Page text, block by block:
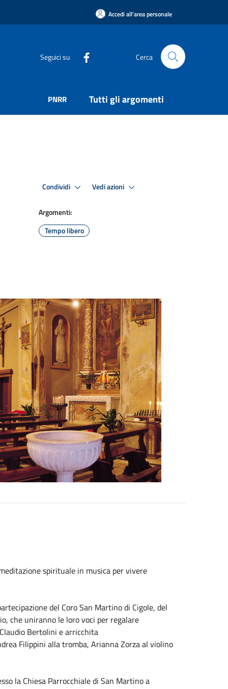
Accedi all'area personale
Seguici su Cerca
PNRR Tutti gli argomenti
Condividi Vedi azioni
Argomenti:
Tempo libero
spirituale in musica per vivere
del Coro San Martino di Cigole, del
che uniranno le loro voci per regalare
Bertolini e arricchita
Filippini alla tromba, Arianna Zorza al violino
la Chiesa Parrocchiale di San Martino a